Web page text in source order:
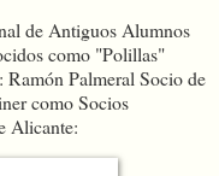
de Antiguos Alumnos
como "Polillas"
Palmeral Socio de
como Socios
Alicante: